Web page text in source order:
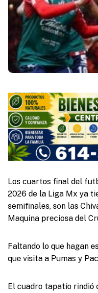
Los cuartos final del
2026 de la Liga Mx ya
semifinales, son las
Maquina preciosa del
Faltando lo que hagan
que visita a Pumas y
El cuadro tapatío rindió